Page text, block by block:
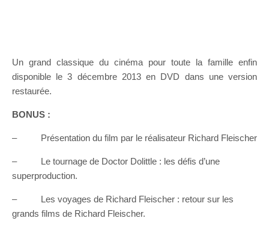
Un grand classique du cinéma pour toute la famille enfin
disponible le 3 décembre 2013 en DVD dans une version
restaurée.
BONUS :
– Présentation du film par le réalisateur Richard Fleischer
– Le tournage de Doctor Dolittle : les défis d’une
superproduction.
– Les voyages de Richard Fleischer : retour sur les
grands films de Richard Fleischer.